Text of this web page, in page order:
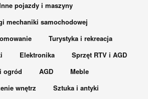
pojazdy i maszyny
mechaniki samochodowej
Turystyka i rekreacja
Elektronika
Sprzęt RTV i AGD
ogród
AGD
Meble
wnętrz
Sztuka i antyki